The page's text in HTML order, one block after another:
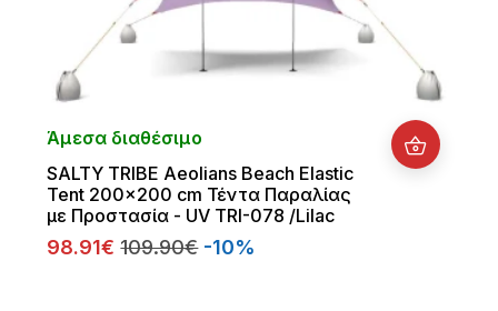
Άμεσα διαθέσιμο
SALTY TRIBE Aeolians Beach Elastic
Tent 200x200 cm Τέντα Παραλίας
με Προστασία - UV TRI-078 /Lilac
98.91€ 109.90€ -10%